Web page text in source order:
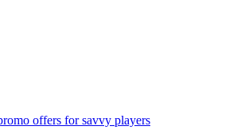
offers for savvy players